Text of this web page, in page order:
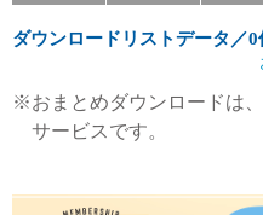
製品カタログダウンロ
サポート
ダウンロードリストデータ／0
※おまとめダウンロードは、
サービスです。